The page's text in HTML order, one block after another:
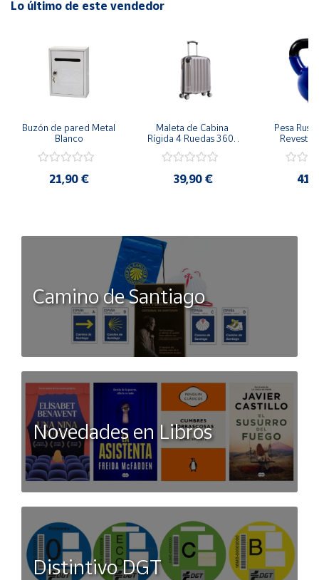
Lo último de este vendedor
Buzón de pared Metal
Blanco
21,90 €
Maleta de Cabina
Rígida 4 Ruedas 360º
37L
39,90 €
Pesa
Camino de Santiago
Novedades en Libros
Distintivo DGT